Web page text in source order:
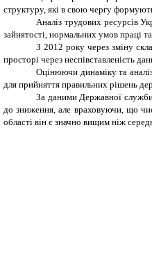
структуру, які в свою чергу
Аналіз трудових ресурсів
зайнятості, нормальних умов праці
З 2012 року через зміну
просторі через неспівставленість
Оцінюючи динаміку та
для прийняття правильних рішень
За даними Державної служби
до зниження, але враховуючи, що
області він є значно вищим ніж